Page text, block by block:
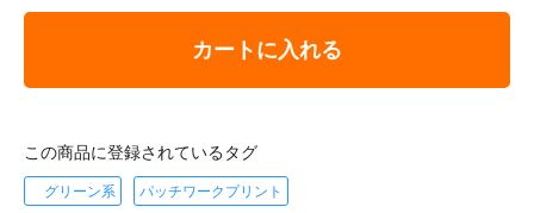
カートに入れる
この商品に登録されているタグ
グリーン系 パッチワークプリント